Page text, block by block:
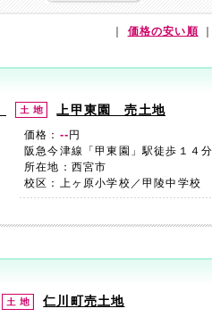
価格の安い順
上甲東園 売土地
価格： -- 円
阪急今津線「甲東園」駅徒歩１４
所在地：西宮市
校区：上ヶ原小学校／甲陵中学校
仁川町売土地